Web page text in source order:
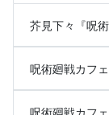
芥見下々『呪
呪術廻戦カフ